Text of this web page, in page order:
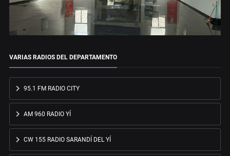
VARIAS RADIOS DEL DEPARTAMENTO
95.1 FM RADIO CITY
AM 960 RADIO YÍ
CW 155 RADIO SARANDÍ DEL YÍ